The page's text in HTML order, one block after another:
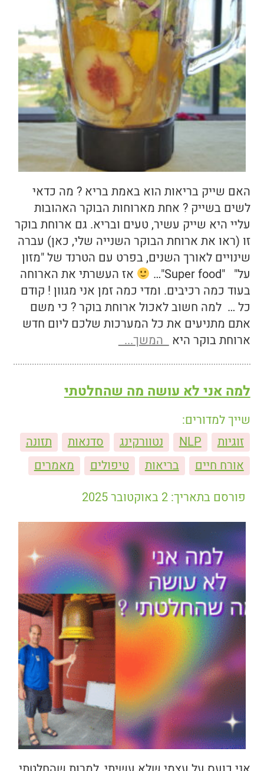
האם שייק בריאות הוא באמת בריא ? מה כדאי
לשים בשייק ? אחת מארוחות הבוקר האהובות
עליי היא שייק עשיר, טעים ובריא. גם ארוחת בוקר
זו (ראו את ארוחת הבוקר השנייה שלי, כאן) עברה
שינויים לאורך השנים, בפרט עם הטרנד של "מזון
על" "Super food"…
אז העשרתי את הארוחה
בעוד כמה רכיבים. ומדי כמה זמן אני מגוון ! קודם
כל … למה חשוב לאכול ארוחת בוקר ? כי משם
אתם מתניעים את כל המערכות שלכם ליום חדש
ארוחת בוקר היא המשך...
למה אני לא עושה מה שהחלטתי
שייך למדורים:
זוגיות
NLP נטוורקינג סדנאות
תזונה
אורח חיים
בריאות טיפולים
מאמרים
פורסם בתאריך: 2 באוקטובר 2025